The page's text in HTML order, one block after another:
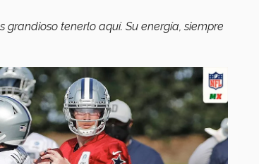
grandioso tenerlo aquí. Su energía, siempre